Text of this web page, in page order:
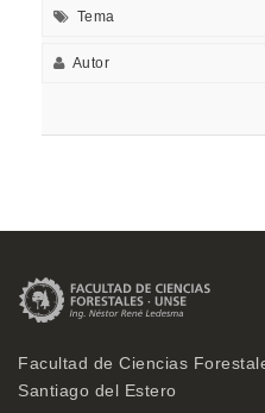
Tema
Autor
Facultad de Ciencias
Santiago del Estero